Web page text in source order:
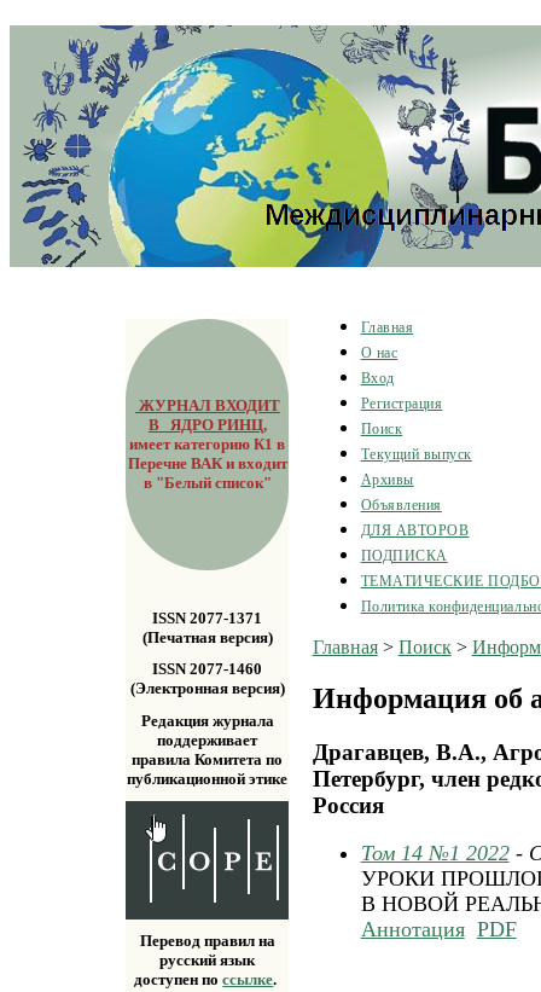
ЖУРНАЛ ВХОДИТ
В ЯДРО РИНЦ,
имеет категорию К1 в
Перечне ВАК и входит
в "Белый список"
ISSN 2077-1371
(Печатная версия)
ISSN 2077-1460
(Электронная версия)
Редакция журнала
поддерживает
правила Комитета по
публикационной этике
Перевод правил на
русский язык
доступен поссылке.
Главная
О нас
Вход
Регистрация
Поиск
Текущий выпуск
Архивы
Объявления
ДЛЯ АВТОРОВ
ПОДПИСКА
ТЕМАТИЧЕСКИЕ
Политика
Главная> Поиск>
Информация об
Драгавцев, В.А.,
Петербург, член
Россия
Том 14 №1 2022-
УРОКИ
В НОВОЙ
Аннотация PDF